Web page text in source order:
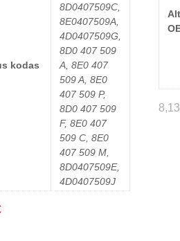
kodas
8D0407509C,
8E0407509A,
4D0407509G,
8D0 407 509
A, 8E0 407
509 A, 8E0
407 509 P,
8D0 407 509
F, 8E0 407
509 C, 8E0
407 509 M,
8D0407509E,
4D0407509J